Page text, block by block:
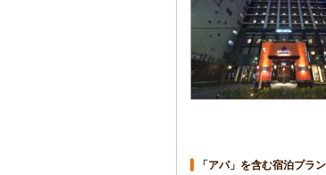
「アパ」を含む宿泊プラン